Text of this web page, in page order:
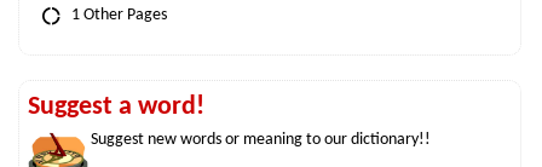
1 Other Pages
Suggest a word!
Suggest new words or meaning to our dictionary!!